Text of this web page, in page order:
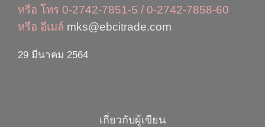
หรือ โทร 0-2742-7851-5 / 0-2742-7858-60
หรือ อีเมล์ mks@ebcitrade.com
29 มีนาคม 2564
เกี่ยวกับผู้เขียน